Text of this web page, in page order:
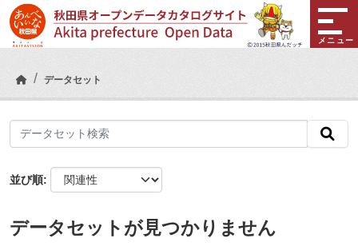
Skip to main content
メニュー
データセット
並び順
データセットが見つかりません